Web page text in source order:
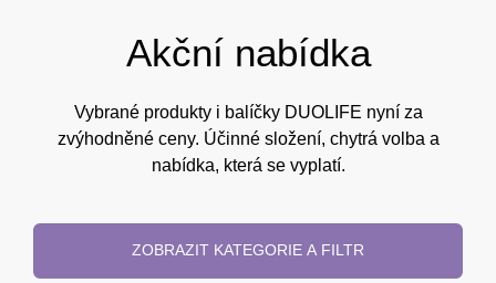
Akční nabídka
Vybrané produkty i balíčky DUOLIFE nyní za
zvýhodněné ceny. Účinné složení, chytrá volba a
nabídka, která se vyplatí.
ZOBRAZIT KATEGORIE A FILTR